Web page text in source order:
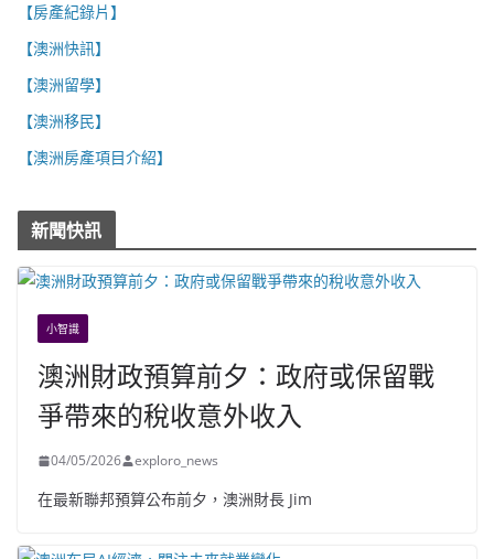
【房產紀錄片】
【澳洲快訊】
【澳洲留學】
【澳洲移民】
【澳洲房產項目介紹】
新聞快訊
小智識
澳洲財政預算前夕：政府或保留戰
爭帶來的稅收意外收入
04/05/2026 exploro_news
在最新聯邦預算公布前夕，澳洲財長 Jim